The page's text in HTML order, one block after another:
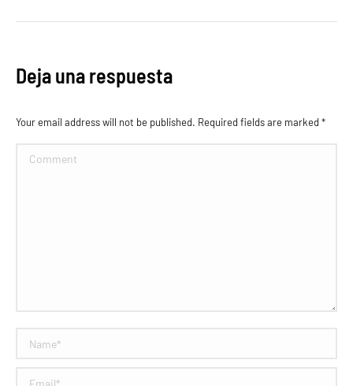
Deja una respuesta
Your email address will not be published. Required fields are marked *
Comment
Name *
Email *